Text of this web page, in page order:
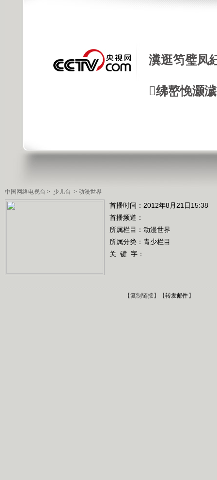
瀵逛笉璧凤
绋嶅悗灏
中国网络电视台 > 少儿台 > 动漫世界
首播时间：2012年8月21日15:38
首播频道：
所属栏目： 动漫世界
所属分类：青少栏目
关 键 字：
【复制链接】【转发邮件】